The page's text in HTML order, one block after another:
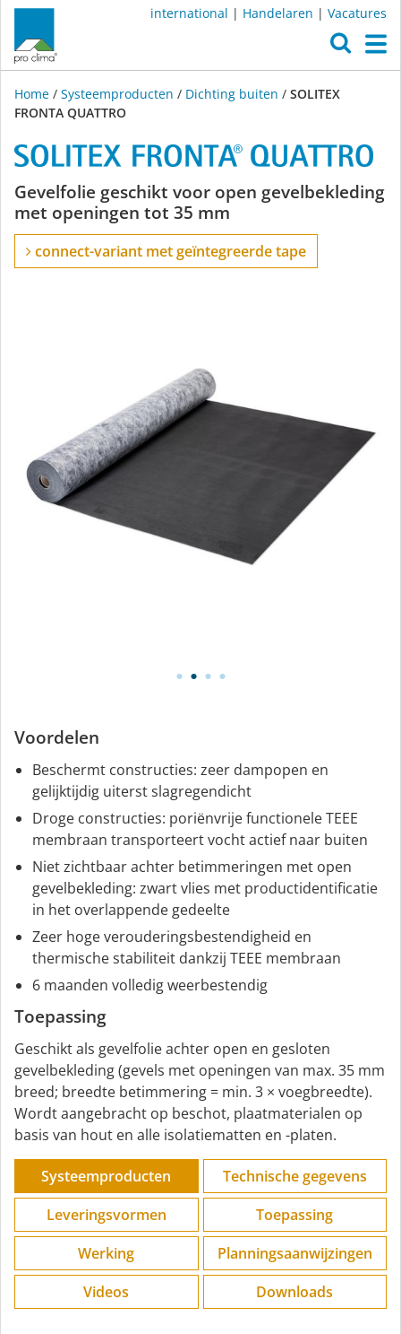
international | Handelaren | Vacatures
Home / Systeemproducten / Dichting buiten / SOLITEX
FRONTA QUATTRO
SOLITEX
FRONTA
QUATTRO
Gevelfolie geschikt voor open gevelbekleding
met openingen tot 35 mm
connect-variant met geïntegreerde tape
Voordelen
Beschermt constructies: zeer dampopen en
gelijktijdig uiterst slagregendicht
Droge constructies: poriënvrije functionele TEEE
membraan transporteert vocht actief naar buiten
Niet zichtbaar achter betimmeringen met open
gevelbekleding: zwart vlies met productidentificatie
in het overlappende gedeelte
Zeer hoge verouderingsbestendigheid en
thermische stabiliteit dankzij TEEE membraan
6 maanden volledig weerbestendig
Toepassing
Geschikt als gevelfolie achter open en gesloten
gevelbekleding (gevels met openingen van max. 35 mm
breed; breedte betimmering = min. 3 × voegbreedte).
Wordt aangebracht op beschot, plaatmaterialen op
basis van hout en alle isolatiematten en -platen.
Systeemproducten
Technische gegevens
Leveringsvormen
Toepassing
Werking
Planningsaanwijzingen
Videos
Downloads